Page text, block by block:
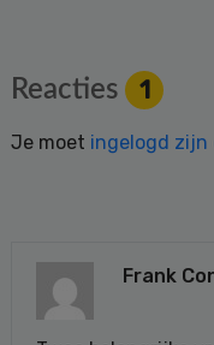
Reacties 1
Je moet ingelogd zijn
Frank